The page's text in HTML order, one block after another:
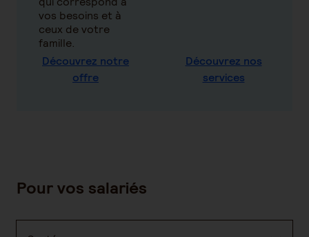
vos besoins et à
ceux de votre
famille.
Découvrez notre
offre
Découvrez nos
services
Pour vos salariés